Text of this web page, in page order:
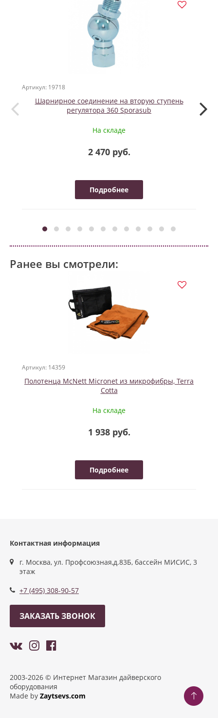
Артикул: 19718
Шарнирное соединение на вторую ступень
регулятора 360 Sporasub
На складе
2 470 руб.
Подробнее
Ранее вы смотрели:
Артикул: 14359
Полотенца McNett Micronet из микрофибры, Terra
Cotta
На складе
1 938 руб.
Подробнее
Контактная информация
г. Москва, ул. Профсоюзная,д.83Б, бассейн МИСИС, 3
этаж
+7 (495) 308-90-57
ЗАКАЗАТЬ ЗВОНОК
2003-2026 © Интернет Магазин дайверского
оборудования
Made by Zaytsevs.com